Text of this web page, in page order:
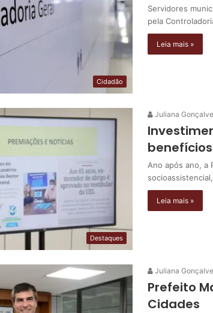
Cidadão
Servidores
pela
Leia mais »
Destaques
Juliana
Ano após ano, a
Leia mais »
Juliana
Prefeito
Cidades